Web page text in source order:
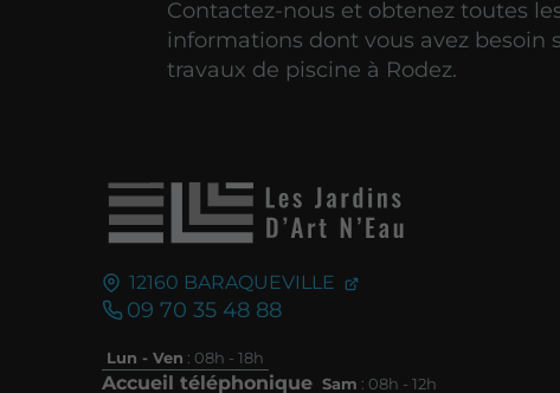
Contactez-nous et obtenez toutes
informations dont vous avez besoin
travaux de piscine à Rodez.
12160 BARAQUEVILLE
09 70 35 48 88
Lun - Ven : 08h - 18h
Accueil téléphonique Sam : 08h - 12h